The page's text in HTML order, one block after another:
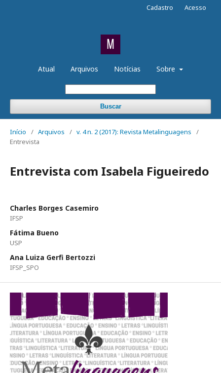
Atual Arquivos Notícias Sobre
Buscar
Cadastro Acesso
Início / Arquivos / v. 4 n. 2 (2017): Revista Metalinguagens
/
Entrevista
Entrevista com Isabela Figueiredo
Charles Borges Casemiro
IFSP
Fátima Bueno
USP
Ana Luiza Gerfi Bertozzi
IFSP_SPO